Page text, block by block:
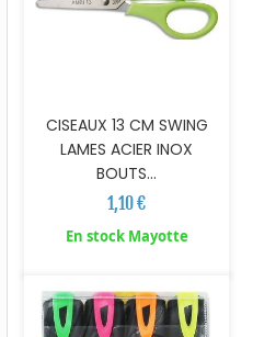
CISEAUX 13 CM SWING
LAMES ACIER INOX
BOUTS...
1,10 €
En stock Mayotte